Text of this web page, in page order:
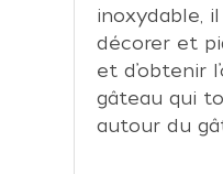
inoxydable,
décorer et
et d’obtenir
gâteau qui
autour du